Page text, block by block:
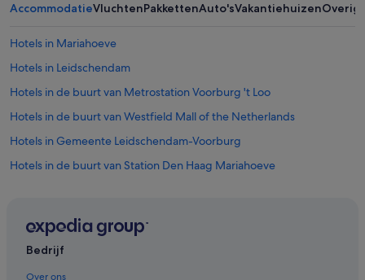
AccommodatieVluchtenPakkettenAuto'sVakantiehuizenOverig
Hotels in Mariahoeve
Hotels in Leidschendam
Hotels in de buurt van Metrostation Voorburg 't Loo
Hotels in de buurt van Westfield Mall of the Netherlands
Hotels in Gemeente Leidschendam-Voorburg
Hotels in de buurt van Station Den Haag Mariahoeve
Appartementen in Gemeente Leidschendam-Voorburg
Bedrijf
Over ons